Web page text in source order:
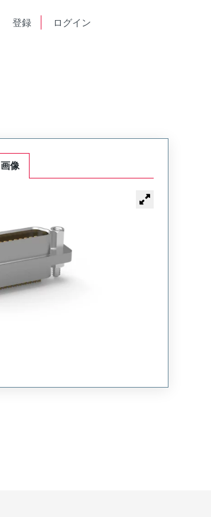
登録 ログイン
画像